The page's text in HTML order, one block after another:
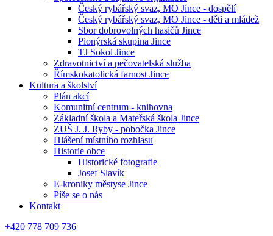
Český rybářský svaz, MO Jince - dospělí
Český rybářský svaz, MO Jince - děti a mládež
Sbor dobrovolných hasičů Jince
Pionýrská skupina Jince
TJ Sokol Jince
Zdravotnictví a pečovatelská služba
Římskokatolická farnost Jince
Kultura a školství
Plán akcí
Komunitní centrum - knihovna
Základní škola a Mateřská škola Jince
ZUŠ J. J. Ryby - pobočka Jince
Hlášení místního rozhlasu
Historie obce
Historické fotografie
Josef Slavík
E-kroniky městyse Jince
Píše se o nás
Kontakt
+420 778 709 736